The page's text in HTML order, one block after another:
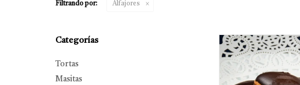
Filtrando por: Alfajores
Categorías
Tortas
Masitas